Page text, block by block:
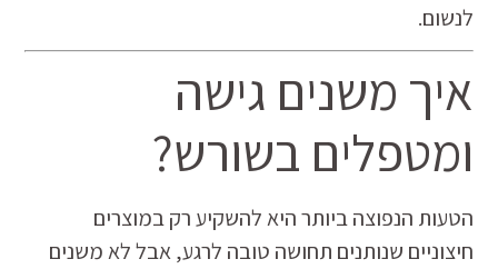
לנשום.
איך משנים גישה
ומטפלים בשורש?
הטעות הנפוצה ביותר היא להשקיע רק במוצרים
חיצוניים שנותנים תחושה טובה לרגע, אבל לא משנים